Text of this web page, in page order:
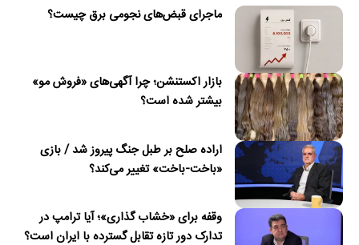
ماجرای قبض‌های نجومی برق چیست؟
بازار اکستنشن؛ چرا آگهی‌های «فروش مو»
بیشتر شده است؟
اراده صلح بر طبل جنگ پیروز شد / بازی
«باخت-باخت» تغییر می‌کند؟
وقفه برای «خشاب گذاری»؛ آیا ترامپ در
تدارک دور تازه تقابل گسترده با ایران است؟